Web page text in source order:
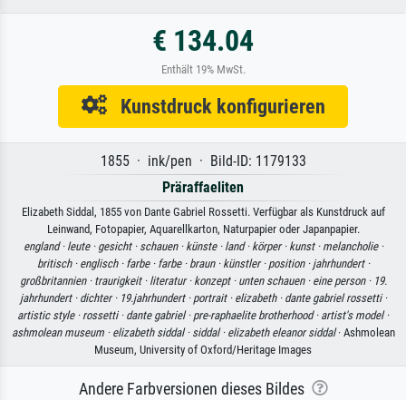
€ 134.04
Enthält 19% MwSt.
Kunstdruck konfigurieren
1855 · ink/pen · Bild-ID: 1179133
Präraffaeliten
Elizabeth Siddal, 1855 von Dante Gabriel Rossetti. Verfügbar als Kunstdruck auf
Leinwand, Fotopapier, Aquarellkarton, Naturpapier oder Japanpapier.
england · leute · gesicht · schauen · künste · land · körper · kunst · melancholie ·
britisch · englisch · farbe · farbe · braun · künstler · position · jahrhundert ·
großbritannien · traurigkeit · literatur · konzept · unten schauen · eine person · 19.
jahrhundert · dichter · 19.jahrhundert · portrait · elizabeth · dante gabriel rossetti ·
artistic style · rossetti · dante gabriel · pre-raphaelite brotherhood · artist's model ·
ashmolean museum · elizabeth siddal · siddal · elizabeth eleanor siddal· Ashmolean
Museum, University of Oxford/Heritage Images
Andere Farbversionen dieses Bildes